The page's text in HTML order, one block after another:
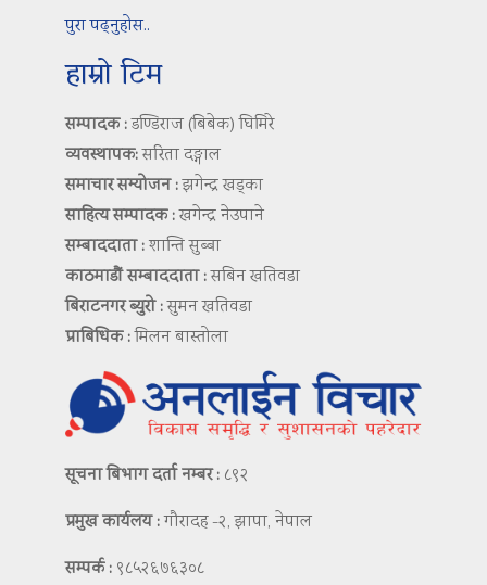
पुरा पढ्नुहोस..
हाम्रो टिम
सम्पादक :डण्डिराज (बिबेक) घिमिरे
व्यवस्थापक:सरिता दङ्गाल
समाचार सम्योजन :झगेन्द्र खड्का
साहित्य सम्पादक :खगेन्द्र नेउपाने
सम्बाददाता :शान्ति सुब्बा
काठमाडौं सम्बाददाता :सबिन खतिवडा
बिराटनगर ब्युरो :सुमन खतिवडा
प्राबिधिक :मिलन बास्तोला
सूचना बिभाग दर्ता नम्बर : ८९२
प्रमुख कार्यलय :गौरादह -२, झापा, नेपाल
सम्पर्क : ९८५२६७६३०८